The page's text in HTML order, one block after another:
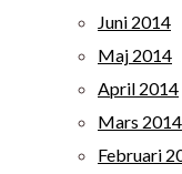
Juni 2014
Maj 2014
April 2014
Mars 2014
Februari